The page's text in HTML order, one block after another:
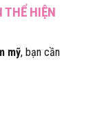
THỂ HIỆN
mỹ, bạn cần